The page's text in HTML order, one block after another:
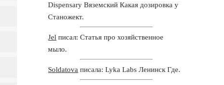
Dispensary Вяземский Какая дозировка у
Станожект.
Jel писал: Статья про хозяйственное
мыло.
Soldatova писала: Lyka Labs Ленинск Где.